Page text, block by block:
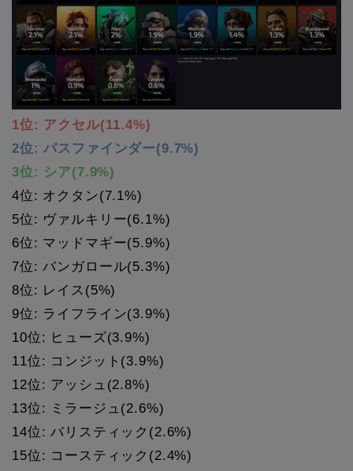
1位: アクセル(11.4%)
2位: パスファインダー(9.7%)
3位: シア(7.9%)
4位: オクタン(7.1%)
5位: ヴァルキリー(6.1%)
6位: マッドマギー(5.9%)
7位: バンガロール(5.3%)
8位: レイス(5%)
9位: ライフライン(3.9%)
10位: ヒューズ(3.9%)
11位: コンジット(3.9%)
12位: アッシュ(2.8%)
13位: ミラージュ(2.6%)
14位: バリスティック(2.6%)
15位: コースティック(2.4%)